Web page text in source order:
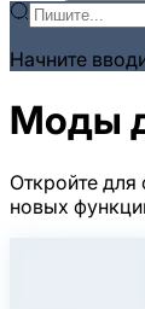
Начните
Моды
Откройте
новых